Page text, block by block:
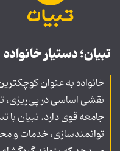
تبیان؛ دستیار خانواده
خانواده به عنوان
نقشی اساسی در پی‌ریزی،
جامعه قوی دارد. تبیان
توانمندسازی، خدمات و